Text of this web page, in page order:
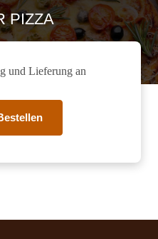
PIZZA
und Lieferung an